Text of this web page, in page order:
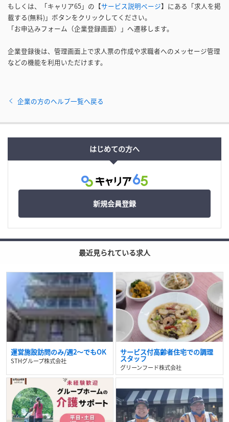
もしくは、「キャリア65」の【サービス説明ページ】にある「求人を掲
載する(無料)」ボタンをクリックしてください。
「お申込みフォーム（企業登録画面）」へ遷移します。
企業登録後は、管理画面上で求人票の作成や求職者へのメッセージ管理
などの機能を利用いただけます。
企業の方のヘルプ一覧へ戻る
はじめての方へ
新規会員登録
最近見られている求人
運営施設訪問のみ/週2～でもOK
STHグループ株式会社
サービス付高齢者住宅での調理
スタッフ
グリーンフード株式会社